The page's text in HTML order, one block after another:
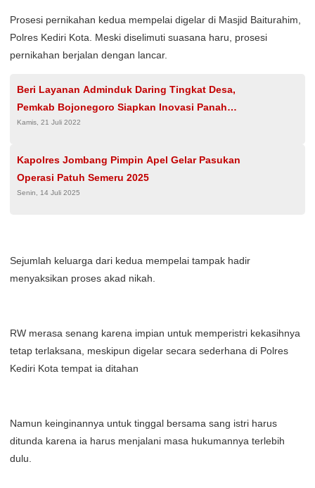
Prosesi pernikahan kedua mempelai digelar di Masjid Baiturahim,
Polres Kediri Kota. Meski diselimuti suasana haru, prosesi
pernikahan berjalan dengan lancar.
Beri Layanan Adminduk Daring Tingkat Desa,
Pemkab Bojonegoro Siapkan Inovasi Panah
Srikandi
Kamis, 21 Juli 2022
Kapolres Jombang Pimpin Apel Gelar Pasukan
Operasi Patuh Semeru 2025
Senin, 14 Juli 2025
Sejumlah keluarga dari kedua mempelai tampak hadir
menyaksikan proses akad nikah.
RW merasa senang karena impian untuk memperistri kekasihnya
tetap terlaksana, meskipun digelar secara sederhana di Polres
Kediri Kota tempat ia ditahan
Namun keinginannya untuk tinggal bersama sang istri harus
ditunda karena ia harus menjalani masa hukumannya terlebih
dulu.